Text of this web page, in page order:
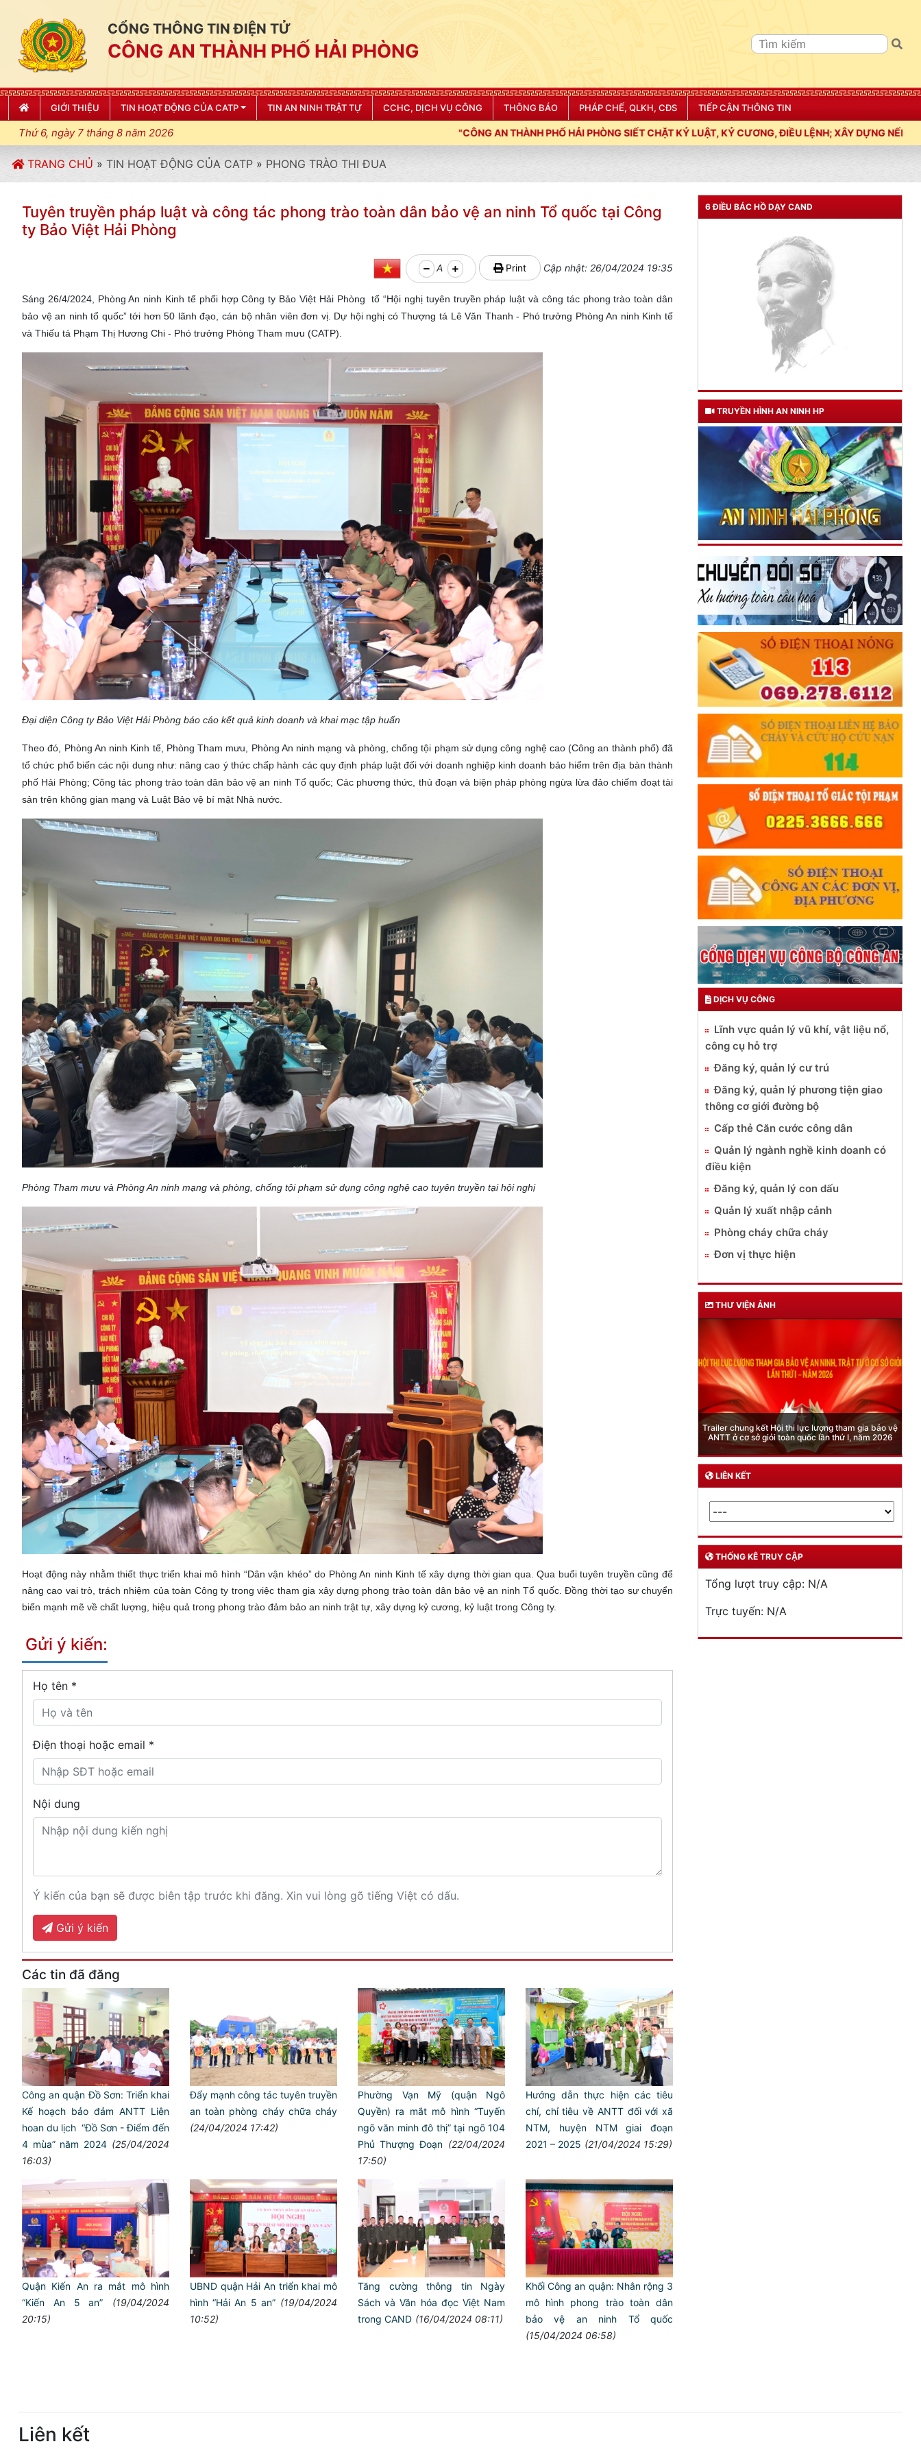
CỔNG THÔNG TIN ĐIỆN TỬ
CÔNG AN THÀNH PHỐ HẢI PHÒNG
GIỚI THIỆU TIN HOẠT ĐỘNG CỦA CATP TIN AN NINH TRẬT TỰ CCHC, DỊCH VỤ CÔNG THÔNG BÁO PHÁP CHẾ, QLKH, CĐS TIẾP CẬN THÔNG TIN
Thứ 6, ngày 7 tháng 8 năm 2026 "CÔNG AN THÀNH PHỐ HẢI PHÒNG SIẾT CHẶT KỶ LUẬT, KỶ CƯƠNG, ĐIỀU LỆNH; XÂY DỰNG NẾP SỐNG VĂN HÓA VÌ NHÂN DÂN PHỤC
TRANG CHỦ » TIN HOẠT ĐỘNG CỦA CATP » PHONG TRÀO THI ĐUA
Tuyên truyền pháp luật và công tác phong trào toàn dân bảo vệ an ninh Tổ quốc tại Công
ty Bảo Việt Hải Phòng
A Print Cập nhật: 26/04/2024 19:35
Sáng 26/4/2024, Phòng An ninh Kinh tế phối hợp Công ty Bảo Việt Hải Phòng tổ “Hội nghị tuyên truyền pháp luật và công tác phong trào toàn dân
bảo vệ an ninh tổ quốc” tới hơn 50 lãnh đạo, cán bộ nhân viên đơn vị. Dự hội nghị có Thượng tá Lê Văn Thanh - Phó trưởng Phòng An ninh Kinh tế
và Thiếu tá Phạm Thị Hương Chi - Phó trưởng Phòng Tham mưu (CATP).
Đại diện Công ty Bảo Việt Hải Phòng báo cáo kết quả kinh doanh và khai mạc tập huấn
Theo đó, Phòng An ninh Kinh tế, Phòng Tham mưu, Phòng An ninh mạng và phòng, chống tội phạm sử dụng công nghệ cao (Công an thành phố) đã
tổ chức phổ biến các nội dung như: nâng cao ý thức chấp hành các quy định pháp luật đối với doanh nghiệp kinh doanh bảo hiểm trên địa bàn thành
phố Hải Phòng; Công tác phong trào toàn dân bảo vệ an ninh Tổ quốc; Các phương thức, thủ đoạn và biện pháp phòng ngừa lừa đảo chiếm đoạt tài
sản trên không gian mạng và Luật Bảo vệ bí mật Nhà nước.
Phòng Tham mưu và Phòng An ninh mạng và phòng, chống tội phạm sử dụng công nghệ cao tuyên truyền tại hội nghị
Hoạt động này nhằm thiết thực triển khai mô hình “Dân vận khéo” do Phòng An ninh Kinh tế xây dựng thời gian qua. Qua buổi tuyên truyền cũng để
nâng cao vai trò, trách nhiệm của toàn Công ty trong việc tham gia xây dựng phong trào toàn dân bảo vệ an ninh Tổ quốc. Đồng thời tạo sự chuyển
biến mạnh mẽ về chất lượng, hiệu quả trong phong trào đảm bảo an ninh trật tự, xây dựng kỷ cương, kỷ luật trong Công ty.
Gửi ý kiến:
Họ tên *
Điện thoại hoặc email *
Nội dung
Ý kiến của bạn sẽ được biên tập trước khi đăng. Xin vui lòng gõ tiếng Việt có dấu.
Gửi ý kiến
Các tin đã đăng
Công an quận Đồ Sơn: Triển khai
Kế hoạch bảo đảm ANTT Liên
hoan du lịch “Đồ Sơn - Điểm đến
4 mùa” năm 2024 (25/04/2024
16:03)
Đẩy mạnh công tác tuyên truyền
an toàn phòng cháy chữa cháy
(24/04/2024 17:42)
Phường Vạn Mỹ (quận Ngô
Quyền) ra mắt mô hình “Tuyến
ngõ văn minh đô thị” tại ngõ 104
Phủ Thượng Đoạn (22/04/2024
17:50)
Hướng dẫn thực hiện các tiêu
chí, chỉ tiêu về ANTT đối với xã
NTM, huyện NTM giai đoạn
2021 – 2025 (21/04/2024 15:29)
Quận Kiến An ra mắt mô hình
“Kiến An 5 an”
(19/04/2024
20:15)
UBND quận Hải An triển khai mô
hình “Hải An 5 an” (19/04/2024
10:52)
Tăng cường thông tin Ngày
Sách và Văn hóa đọc Việt Nam
trong CAND (16/04/2024 08:11)
Khối Công an quận: Nhân rộng 3
mô hình phong trào toàn dân
bảo vệ an ninh Tổ quốc
(15/04/2024 06:58)
6 ĐIỀU BÁC HỒ DẠY CAND
TƯ CÁCH
NGƯỜI CÔNG AN CÁCH MỆNH LÀ:
Đối với tự mình, phải
CẦN, KIỆM, LIÊM, CHÍNH
THÂN ÁI GIÚP ĐỠ
Đối với chính phủ, phải
TUYỆT ĐỐI TRUNG THÀNH
Đối với nhân dân, phải
KÍNH TRỌNG LỄ PHÉP
Đối với công việc, phải
TẬN TỤY
Đối với địch, phải
CƯƠNG QUYẾT, KHÔN KHÉO
Trích thư Chủ tịch Hồ Chí Minh
gửi Công an Khu XII,
ngày 11 tháng 3 năm 1948.
TRUYỀN HÌNH AN NINH HP
DỊCH VỤ CÔNG
Lĩnh vực quản lý vũ khí, vật liệu nổ,
công cụ hỗ trợ
Đăng ký, quản lý cư trú
Đăng ký, quản lý phương tiện giao
thông cơ giới đường bộ
Cấp thẻ Căn cước công dân
Quản lý ngành nghề kinh doanh có
điều kiện
Đăng ký, quản lý con dấu
Quản lý xuất nhập cảnh
Phòng cháy chữa cháy
Đơn vị thực hiện
THƯ VIỆN ẢNH
Phòng Quản lý xuất nhập cảnh: Hướng dẫn những
quy định mới trong lĩnh vực xuất cảnh, nhập cảnh
của công dân việt nam từ ngày 01/7/2026
LIÊN KẾT
THỐNG KÊ TRUY CẬP
Tổng lượt truy cập: N/A
Trực tuyến: N/A
Liên kết